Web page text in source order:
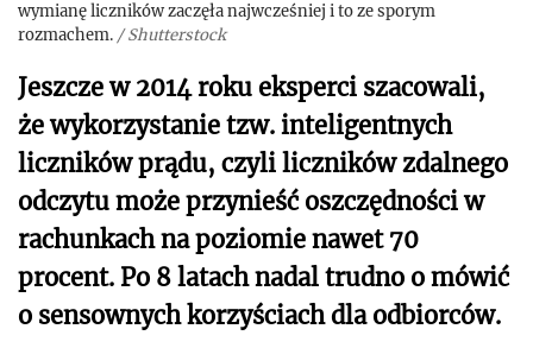
wymianę liczników zaczęła najwcześniej i to ze sporym
rozmachem. / Shutterstock
Jeszcze w 2014 roku eksperci szacowali,
że wykorzystanie tzw. inteligentnych
liczników prądu, czyli liczników zdalnego
odczytu może przynieść oszczędności w
rachunkach na poziomie nawet 70
procent. Po 8 latach nadal trudno o mówić
o sensownych korzyściach dla odbiorców.